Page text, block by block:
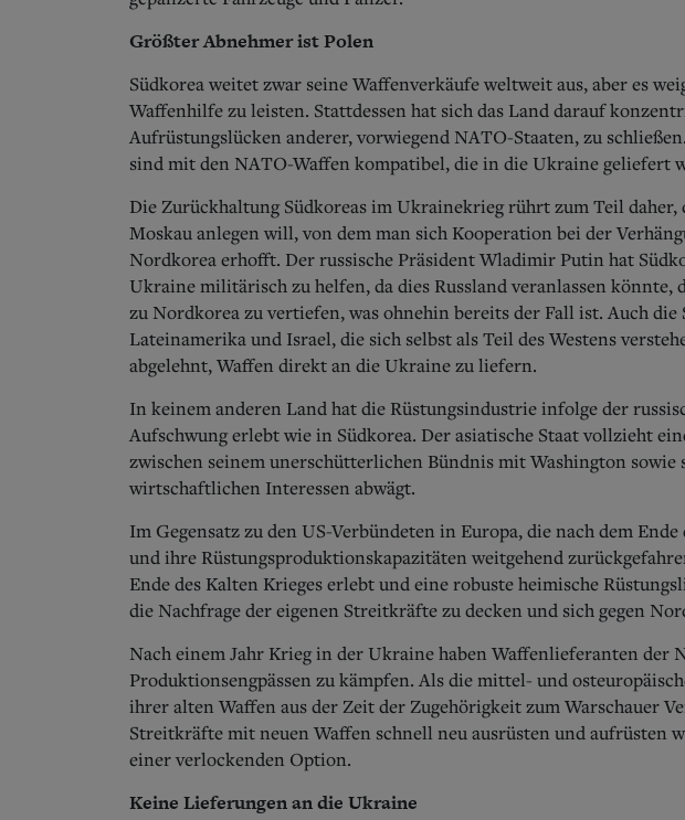
Größter Abnehmer ist Polen
Südkorea weitet zwar seine Waffenverkäufe weltweit aus, aber es
Waffenhilfe zu leisten. Stattdessen hat sich das Land darauf
Aufrüstungslücken anderer, vorwiegend NATO-Staaten, zu
sind mit den NATO-Waffen kompatibel, die in die Ukraine geliefert
Die Zurückhaltung Südkoreas im Ukrainekrieg rührt zum Teil
Moskau anlegen will, von dem man sich Kooperation bei der
Nordkorea erhofft. Der russische Präsident Wladimir Putin hat
Ukraine militärisch zu helfen, da dies Russland veranlassen könnte,
zu Nordkorea zu vertiefen, was ohnehin bereits der Fall ist. Auch die
Lateinamerika und Israel, die sich selbst als Teil des Westens
abgelehnt, Waffen direkt an die Ukraine zu liefern.
In keinem anderen Land hat die Rüstungsindustrie infolge der
Aufschwung erlebt wie in Südkorea. Der asiatische Staat vollzieht
zwischen seinem unerschütterlichen Bündnis mit Washington sowie
wirtschaftlichen Interessen abwägt.
Im Gegensatz zu den US-Verbündeten in Europa, die nach dem
und ihre Rüstungsproduktionskapazitäten weitgehend
Ende des Kalten Krieges erlebt und eine robuste heimische
die Nachfrage der eigenen Streitkräfte zu decken und sich gegen
Nach einem Jahr Krieg in der Ukraine haben Waffenlieferanten der
Produktionsengpässen zu kämpfen. Als die mittel- und
ihrer alten Waffen aus der Zeit der Zugehörigkeit zum Warschauer
Streitkräfte mit neuen Waffen schnell neu ausrüsten und aufrüsten
einer verlockenden Option.
Keine Lieferungen an die Ukraine